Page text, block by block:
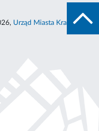
Urząd Miasta Krakowa